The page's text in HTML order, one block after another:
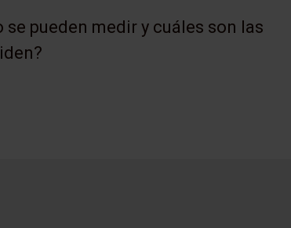
pueden medir y cuáles son las